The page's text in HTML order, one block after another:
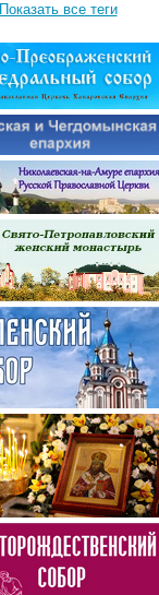
Показать все теги